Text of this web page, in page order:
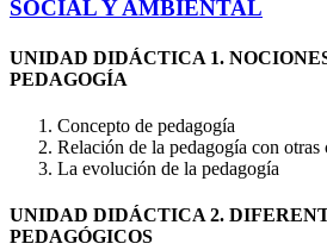
SOCIAL Y AMBIENTAL
UNIDAD DIDÁCTICA 1.
PEDAGOGÍA
Concepto de pedagogía
Relación de la pedagogía con otras
La evolución de la pedagogía
UNIDAD DIDÁCTICA 2.
PEDAGÓGICOS